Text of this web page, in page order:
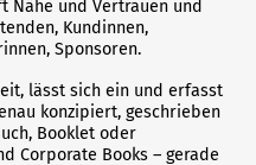
Nähe und Vertrauen und
Kundinnen,
Sponsoren.
lässt sich ein und erfasst
konzipiert, geschrieben
Booklet oder
Corporate Books – gerade